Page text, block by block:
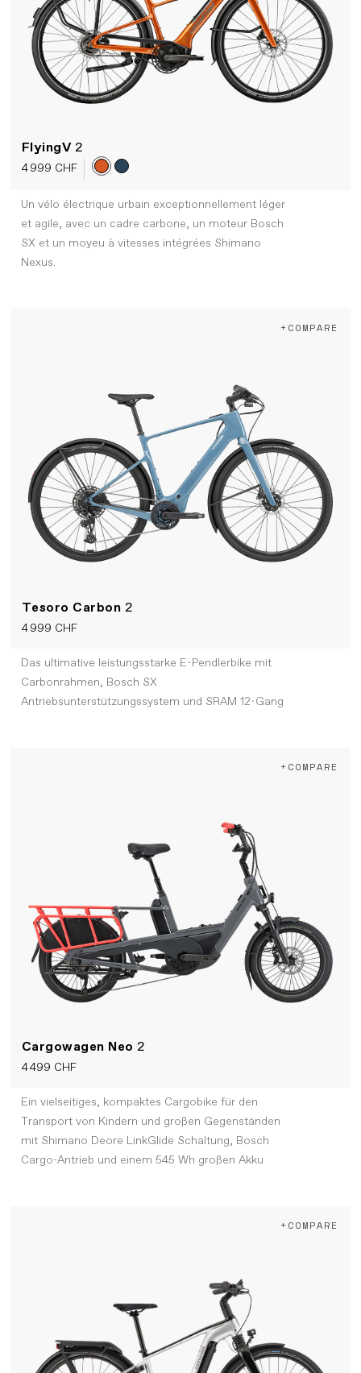
FlyingV 2
4 999 CHF
Un vélo électrique urbain exceptionnellement léger
et agile, avec un cadre carbone, un moteur Bosch
SX et un moyeu à vitesses intégrées Shimano
Nexus.
Tesoro Carbon 2
4 999 CHF
+COMPARE
Das ultimative leistungsstarke E-Pendlerbike mit
Carbonrahmen, Bosch SX
Antriebsunterstützungssystem und SRAM 12-Gang
Cargowagen Neo 2
4 499 CHF
+COMPARE
Ein vielseitiges, kompaktes Cargobike für den
Transport von Kindern und großen Gegenständen
mit Shimano Deore LinkGlide Schaltung, Bosch
Cargo-Antrieb und einem 545 Wh großen Akku
+COMPARE